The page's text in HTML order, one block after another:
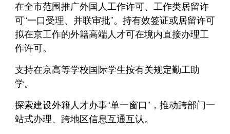
在全市范围推广外国人工作许可、工作类居留许
可“一口受理、并联审批”。持有效签证或居留许可
拟在京工作的外籍高端人才可在境内直接办理工
作许可。
支持在京高等学校国际学生按有关规定勤工助
学。
探索建设外籍人才办事“单一窗口”，推动跨部门一
站式办理、跨地区信息互通互认。